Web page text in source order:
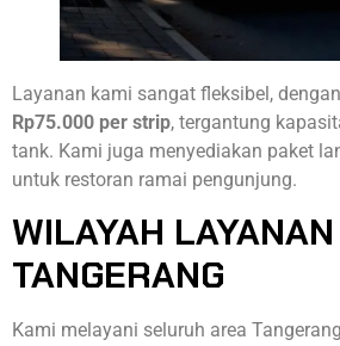
Layanan kami sangat fleksibel,
Rp75.000 per strip, tergantung
tank. Kami juga menyediakan paket
untuk restoran ramai pengunjung.
WILAYAH
TANGERANG
Kami melayani seluruh area